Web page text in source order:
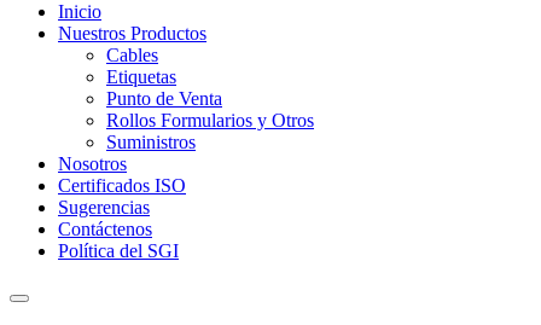
Inicio
Nuestros Productos
Cables
Etiquetas
Punto de Venta
Rollos Formularios y Otros
Suministros
Nosotros
Certificados ISO
Sugerencias
Contáctenos
Política del SGI